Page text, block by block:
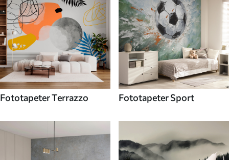
Fototapeter Terrazzo Fototapeter Sport